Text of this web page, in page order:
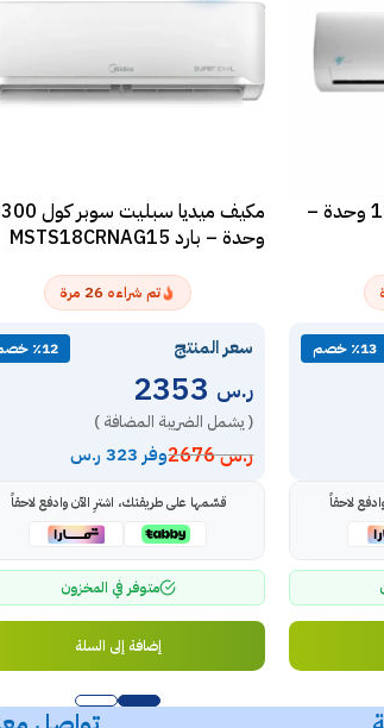
مكيف ماندو سبليت 18000 وحدة –
٪13 خصم
لاحقاً
مكيف ميديا سبليت
وحدة – بارد MSTS18CRNAG15
تم شراءه 26 مرة
سعر المنتج ٪12 خصم
ر.س
( يشمل الضريبة المضافة )
ر.س2676 وفر 323 ر.س
قسّمها على طريقتك، اشترِ الآن وادفع لاحقاً
متوفر في المخزون
إضافة إلى السلة